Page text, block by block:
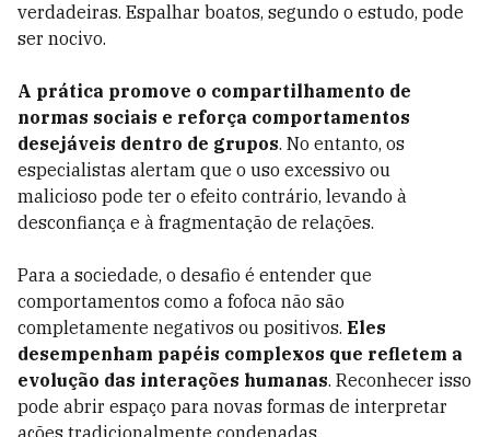
verdadeiras. Espalhar boatos, segundo o estudo, pode
ser nocivo.
A prática promove o compartilhamento de
normas sociais e reforça comportamentos
desejáveis dentro de grupos. No entanto, os
especialistas alertam que o uso excessivo ou
malicioso pode ter o efeito contrário, levando à
desconfiança e à fragmentação de relações.
Para a sociedade, o desafio é entender que
comportamentos como a fofoca não são
completamente negativos ou positivos. Eles
desempenham papéis complexos que refletem a
evolução das interações humanas. Reconhecer isso
pode abrir espaço para novas formas de interpretar
ações tradicionalmente condenadas.